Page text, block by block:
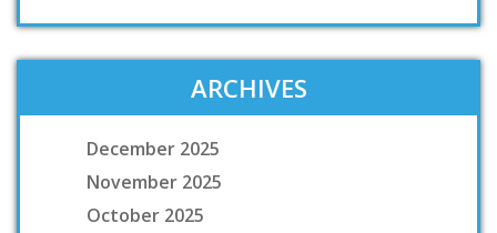
ARCHIVES
December 2025
November 2025
October 2025